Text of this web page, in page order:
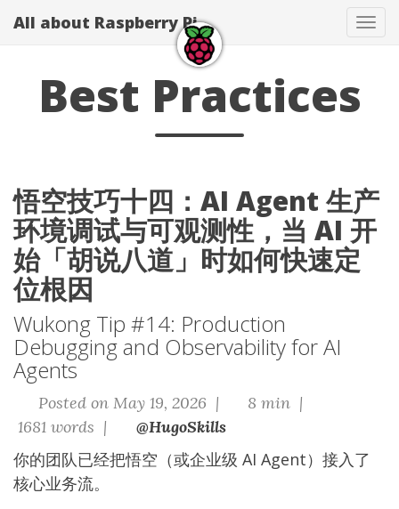
All about Raspberry Pi
Best Practices
悟空技巧十四：AI Agent 生产
环境调试与可观测性，当 AI 开
始「胡说八道」时如何快速定
位根因
Wukong Tip #14: Production
Debugging and Observability for AI
Agents
Posted on May 19, 2026 |
8 min |
1681 words |
@HugoSkills
你的团队已经把悟空（或企业级 AI Agent）接入了
核心业务流。